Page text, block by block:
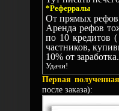
*Реферралы
От прямых рефов
Аренда рефов
по 10 кредитов
частников,
10% от заработка.
Удачи!
Первая
после заказа):